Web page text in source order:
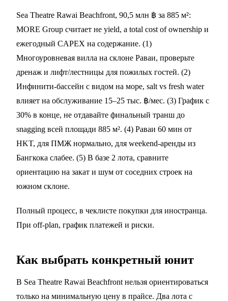
Sea Theatre Rawai Beachfront, 90,5 млн ฿ за 885 м²:
MORE Group считает не yield, а total cost of ownership и
ежегодный CAPEX на содержание. (1)
Многоуровневая вилла на склоне Раваи, проверьте
дренаж и лифт/лестницы для пожилых гостей. (2)
Инфинити-бассейн с видом на море, salt vs fresh water
влияет на обслуживание 15–25 тыс. ฿/мес. (3) График с
30% в конце, не отдавайте финальный транш до
snagging всей площади 885 м². (4) Раваи 60 мин от
HKT, для ПМЖ нормально, для weekend-аренды из
Бангкока слабее. (5) В базе 2 лота, сравните
ориентацию на закат и шум от соседних строек на
южном склоне.
Полный процесс, в чеклисте покупки для иностранца.
При off-plan, график платежей и риски.
Как выбрать конкретный юнит
В Sea Theatre Rawai Beachfront нельзя ориентироваться
только на минимальную цену в прайсе. Два лота с